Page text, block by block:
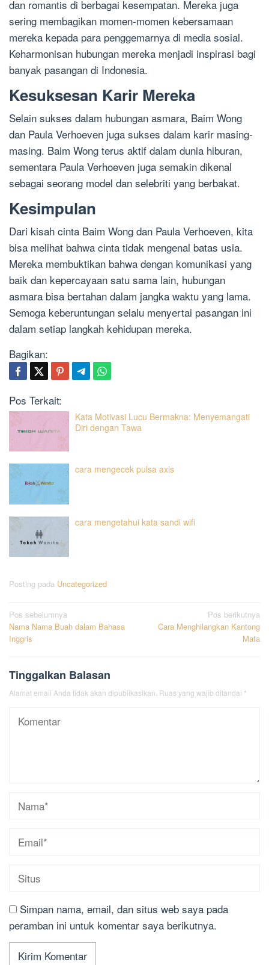
dan romantis di berbagai kesempatan. Mereka juga
sering membagikan momen-momen kebersamaan
mereka kepada para penggemarnya di media sosial.
Keharmonisan hubungan mereka menjadi inspirasi bagi
banyak pasangan di Indonesia.
Kesuksesan Karir Mereka
Selain sukses dalam hubungan asmara, Baim Wong
dan Paula Verhoeven juga sukses dalam karir masing-
masing. Baim Wong terus aktif dalam dunia hiburan,
sementara Paula Verhoeven juga semakin dikenal
sebagai seorang model dan selebriti yang berbakat.
Kesimpulan
Dari kisah cinta Baim Wong dan Paula Verhoeven, kita
bisa melihat bahwa cinta tidak mengenal batas usia.
Mereka membuktikan bahwa dengan komunikasi yang
baik dan kepercayaan satu sama lain, hubungan
asmara bisa bertahan dalam jangka waktu yang lama.
Semoga keberuntungan selalu menyertai pasangan ini
dalam setiap langkah kehidupan mereka.
Bagikan:
Pos Terkait:
Kata Motivasi Lucu Bermakna: Menyemangati
Diri dengan Tawa
cara mengecek pulsa axis
cara mengetahui kata sandi wifi
Posting pada Uncategorized
Navigasi
pos
Pos sebelumnya
Nama Nama Buah dalam Bahasa
Inggris
Pos berikutnya
Cara Menghilangkan Kantong
Mata
Tinggalkan Balasan
Alamat email Anda tidak akan dipublikasikan. Ruas yang wajib ditandai *
Simpan nama, email, dan situs web saya pada
peramban ini untuk komentar saya berikutnya.